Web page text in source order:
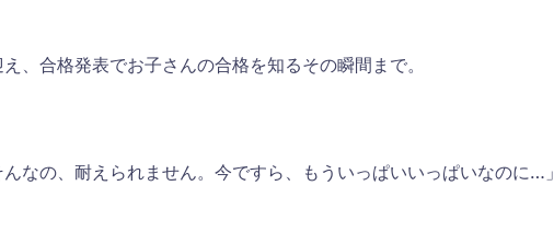
、合格発表でお子さんの合格を知るその瞬間まで。
んなの、耐えられません。今ですら、もういっぱいいっぱいなのに…」